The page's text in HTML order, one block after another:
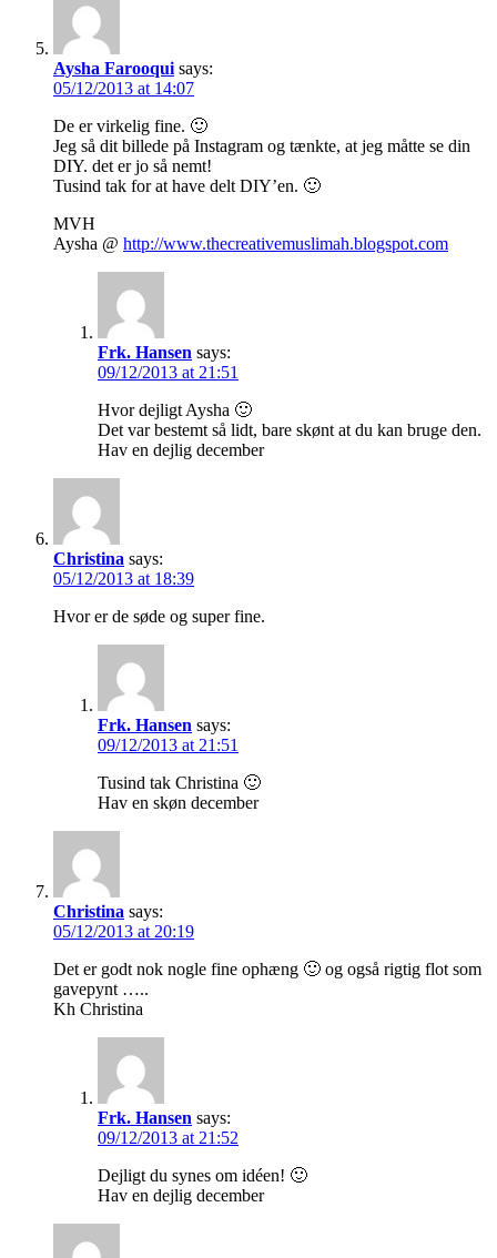
Aysha Farooqui says:
05/12/2013 at 14:07
De er virkelig fine. 🙂
Jeg så dit billede på Instagram og tænkte, at jeg måtte se din
DIY. det er jo så nemt!
Tusind tak for at have delt DIY’en. 🙂
MVH
Aysha @ http://www.thecreativemuslimah.blogspot.com
Frk. Hansen says:
09/12/2013 at 21:51
Hvor dejligt Aysha 🙂
Det var bestemt så lidt, bare skønt at du kan bruge den.
Hav en dejlig december
Christina says:
05/12/2013 at 18:39
Hvor er de søde og super fine.
Frk. Hansen says:
09/12/2013 at 21:51
Tusind tak Christina 🙂
Hav en skøn december
Christina says:
05/12/2013 at 20:19
Det er godt nok nogle fine ophæng 🙂 og også rigtig flot som
gavepynt …..
Kh Christina
Frk. Hansen says:
09/12/2013 at 21:52
Dejligt du synes om idéen! 🙂
Hav en dejlig december